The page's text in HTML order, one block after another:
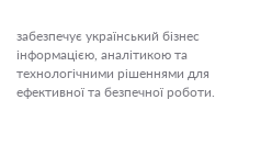
забезпечує український бізнес
інформацією, аналітикою та
технологічними рішеннями для
ефективної та безпечної роботи.